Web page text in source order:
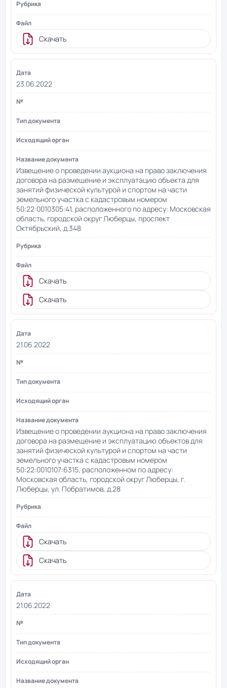
Скачать
23.06.2022
Извещение о проведении аукциона на право заключения
договора на размещение и эксплуатацию объекта для
занятий физической культурой и спортом на части
земельного участка с кадастровым номером
50:22:0010305:41, расположенного по адресу: Московская
область, городской округ Люберцы, проспект
Октябрьский, д.348
Скачать
Скачать
21.06.2022
Извещение о проведении аукциона на право заключения
договора на размещение и эксплуатацию объектов для
занятий физической культурой и спортом на части
земельного участка с кадастровым номером
50:22:0010107:6315, расположенном по адресу:
Московская область, городской округ Люберцы, г.
Люберцы, ул. Побратимов, д.28
Скачать
Скачать
21.06.2022